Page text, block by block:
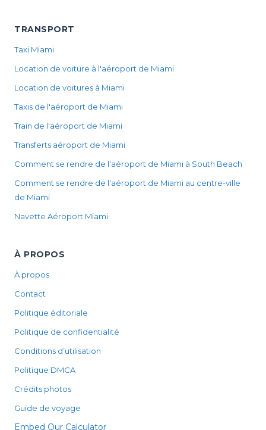
TRANSPORT
Taxi Miami
Location de voiture à l'aéroport de Miami
Location de voitures à Miami
Taxis de l'aéroport de Miami
Train de l'aéroport de Miami
Transferts aéroport de Miami
Comment se rendre de l'aéroport de Miami à South Beach
Comment se rendre de l'aéroport de Miami au centre-ville
de Miami
Navette Aéroport Miami
À PROPOS
À propos
Contact
Politique éditoriale
Politique de confidentialité
Conditions d’utilisation
Politique DMCA
Crédits photos
Guide de voyage
Embed Our Calculator